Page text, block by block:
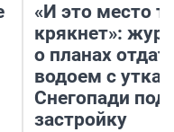
«И это место
крякнет»:
о планах
водоем с
Снегопади под
застройку